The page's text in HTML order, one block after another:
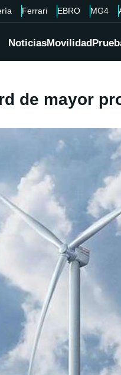
Ferrari EBRO MG4
NoticiasMovilidad
de mayor